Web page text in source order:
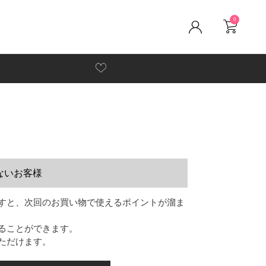
0
いお客様
と、次回のお買い物で使えるポイントが溜ま
ことができます。
だけます。